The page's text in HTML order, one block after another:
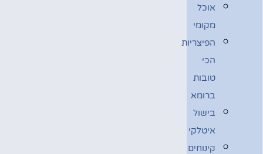
אוכל
מקומי
הפיצריות
הכי
טובות
ברומא
בישול
איטלקי
קינוחים